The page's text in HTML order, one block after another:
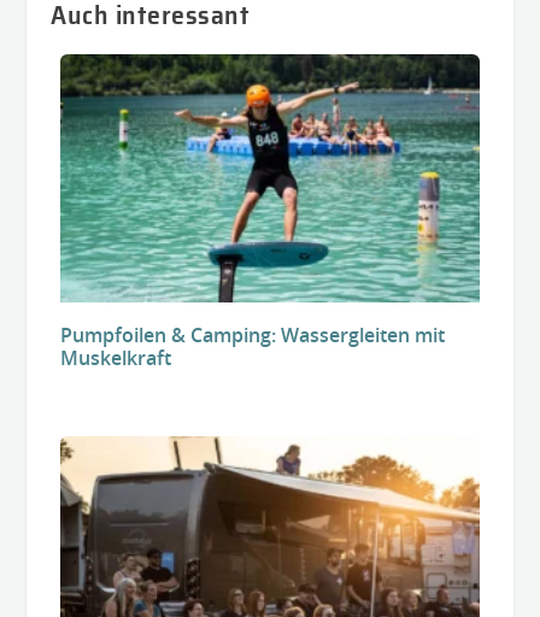
Auch interessant
Pumpfoilen & Camping: Wassergleiten mit
Muskelkraft